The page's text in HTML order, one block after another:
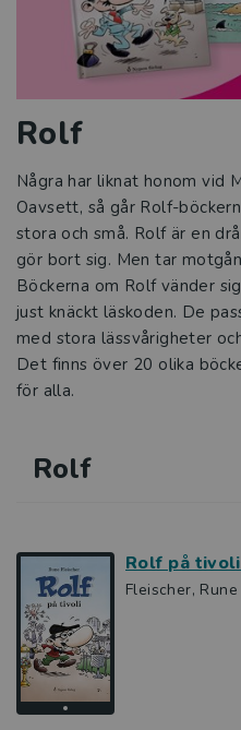
Rolf
Några har liknat honom vid
Oavsett, så går Rolf-
stora och små. Rolf är en
gör bort sig. Men tar
Böckerna om Rolf vänder
just knäckt läskoden. De
med stora lässvårigheter
Det finns över 20 olika
för alla.
Rolf
Rolf på
Fleischer, Rune